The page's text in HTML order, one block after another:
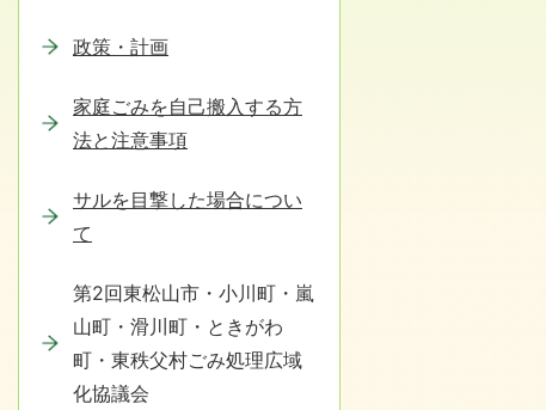
政策・計画
家庭ごみを自己搬入する方
法と注意事項
サルを目撃した場合につい
て
第2回東松山市・小川町・嵐
山町・滑川町・ときがわ
町・東秩父村ごみ処理広域
化協議会